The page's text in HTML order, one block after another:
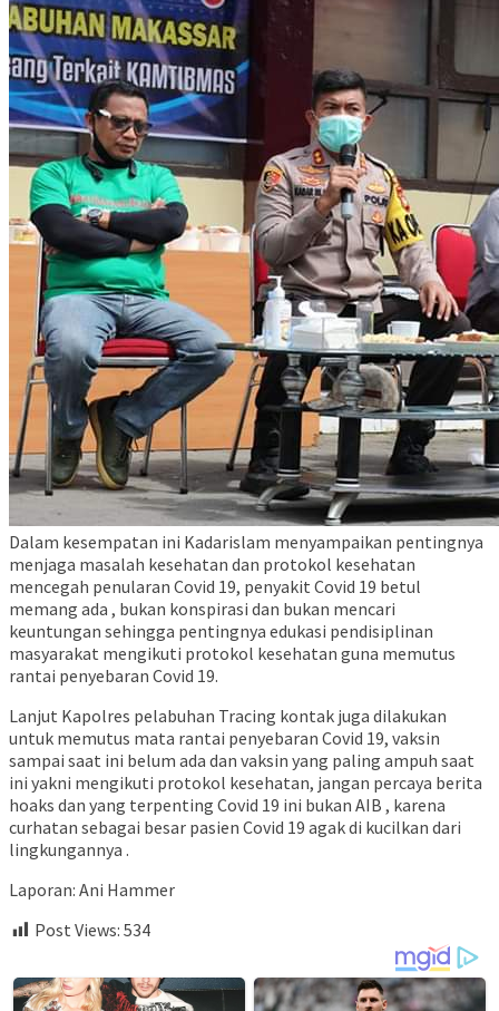
Dalam kesempatan ini Kadarislam menyampaikan pentingnya
menjaga masalah kesehatan dan protokol kesehatan
mencegah penularan Covid 19, penyakit Covid 19 betul
memang ada , bukan konspirasi dan bukan mencari
keuntungan sehingga pentingnya edukasi pendisiplinan
masyarakat mengikuti protokol kesehatan guna memutus
rantai penyebaran Covid 19.
Lanjut Kapolres pelabuhan Tracing kontak juga dilakukan
untuk memutus mata rantai penyebaran Covid 19, vaksin
sampai saat ini belum ada dan vaksin yang paling ampuh saat
ini yakni mengikuti protokol kesehatan, jangan percaya berita
hoaks dan yang terpenting Covid 19 ini bukan AIB , karena
curhatan sebagai besar pasien Covid 19 agak di kucilkan dari
lingkungannya .
Laporan: Ani Hammer
Post Views: 534